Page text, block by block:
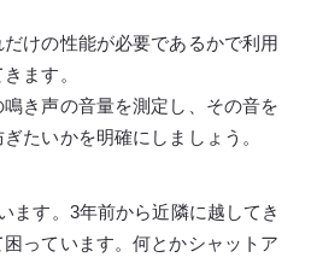
けの性能が必要であるかで利用
ます。
き声の音量を測定し、その音を
たいかを明確にしましょう。
ます。3年前から近隣に越してき
っています。何とかシャットア